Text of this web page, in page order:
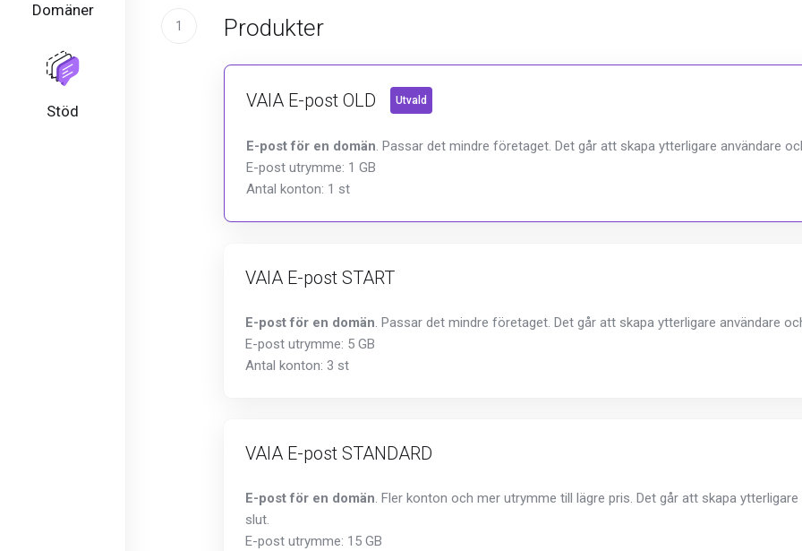
Domäner
Stöd
1 Produkter
VAIA E-post OLD Utvald
E-post för en domän. Passar det mindre företaget. Det går att skapa ytterligare användare
E-post utrymme: 1 GB
Antal konton: 1 st
VAIA E-post START
E-post för en domän. Passar det mindre företaget. Det går att skapa ytterligare användare
E-post utrymme: 5 GB
Antal konton: 3 st
VAIA E-post STANDARD
E-post för en domän. Fler konton och mer utrymme till lägre pris. Det går att skapa
slut.
E-post utrymme: 15 GB